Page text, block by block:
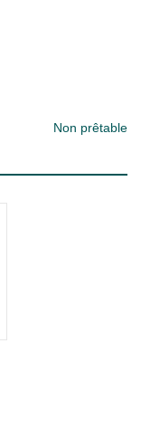
Non prêtable